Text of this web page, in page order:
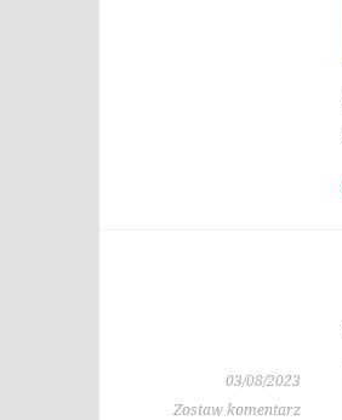
03/08/2023
Zostaw komentarz